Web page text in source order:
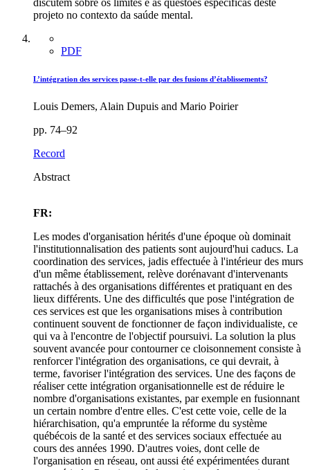
discutem sobre os limites e as questões específicas deste
projeto no contexto da saúde mental.
PDF
L’intégration des services passe‑t‑elle par des fusions d’établissements?
Louis Demers, Alain Dupuis and Mario Poirier
pp. 74–92
Record
Abstract
FR:
Les modes d'organisation hérités d'une époque où dominait
l'institutionnalisation des patients sont aujourd'hui caducs. La
coordination des services, jadis effectuée à l'intérieur des murs
d'un même établissement, relève dorénavant d'intervenants
rattachés à des organisations différentes et pratiquant en des
lieux différents. Une des difficultés que pose l'intégration de
ces services est que les organisations mises à contribution
continuent souvent de fonctionner de façon individualiste, ce
qui va à l'encontre de l'objectif poursuivi. La solution la plus
souvent avancée pour contourner ce cloisonnement consiste à
renforcer l'intégration des organisations, ce qui devrait, à
terme, favoriser l'intégration des services. Une des façons de
réaliser cette intégration organisationnelle est de réduire le
nombre d'organisations existantes, par exemple en fusionnant
un certain nombre d'entre elles. C'est cette voie, celle de la
hiérarchisation, qu'a empruntée la réforme du système
québécois de la santé et des services sociaux effectuée au
cours des années 1990. D'autres voies, dont celle de
l'organisation en réseau, ont aussi été expérimentées durant